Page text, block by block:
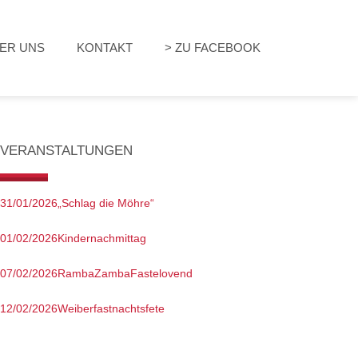
UNS KONTAKT > ZU FACEBOOK
VERANSTALTUNGEN
31/01/2026 „Schlag die Möhre“
01/02/2026Kindernachmittag
07/02/2026RambaZambaFastelovend
12/02/2026Weiberfastnachtsfete